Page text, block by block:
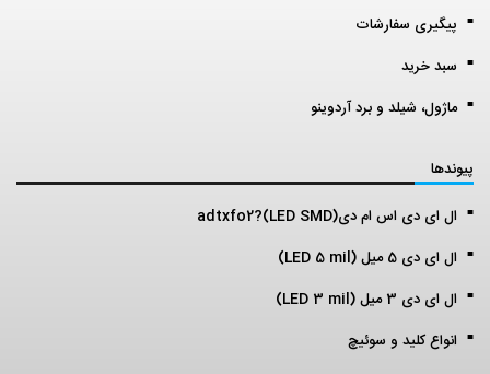
پیگیری سفارشات
سبد خرید
ماژول، شیلد و برد آردوینو
پیوندها
ال ای دی اس ام دی(LED SMD)?adtxfo2
ال ای دی 5 میل (LED 5 mil)
ال ای دی 3 میل (LED 3 mil)
انواع کلید و سوئیچ